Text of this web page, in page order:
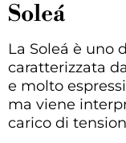
Soleá
La Soleá è uno
caratterizzata
e molto
ma viene
carico di